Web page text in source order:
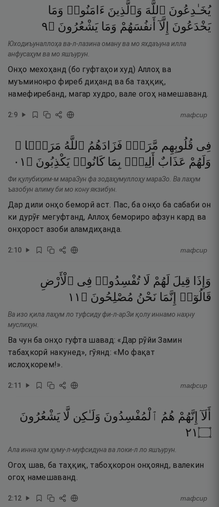
يُخَـٰدِعُونَ ٱللَّهَ وَٱلَّذِينَ ءَامَنُوا۟ وَمَا
يَخْدَعُونَ
إِلَّآ أَنفُسَهُمْ وَمَا يَشْعُرُونَ ۝٩
Юходиъуналлоҳа ва-л-лазина оману ва мо яхдаъуна илла
анфусаҳум ва мо яшъурун.
Онҳо мехоҳанд (бо гуфтаҳои худ) Аллоҳ ва
муъминонро фиреб диҳанд ва ба таҳқиқ,
намефиребанд, магар худро, вале огоҳ намешаванд.
2:9 тафсир
فِى قُلُوبِهِم مَّرَضٌۭ فَزَادَهُمُ ٱللَّهُ مَرَضًۭا ۖ
وَلَهُمْ عَذَابٌ أَلِيمٌۢ بِمَا كَانُوا۟ يَكْذِبُونَ ۝ ١٠
Фи қулубиҳим-м мараЗун фа зодаҳумуллоҳу мараЗо. Ва лаҳум
ъазобун алиму би мо кону якзибун.
Дар дили онҳо беморӣ аст. Пас, ба онҳо ба сабаби он
ки дурӯғ мегуфтанд, Аллоҳ бемориро афзун кард ва
онҳорост азоби аламдиҳанда.
2:10 тафсир
وَإِذَا قِيلَ لَهُمْ لَا تُفْسِدُوا۟ فِى ٱلْأَرْضِ
قَالُوٓا۟ إِنَّمَا نَحْنُ مُصْلِحُونَ ۝ ١١
Ва изо қила лаҳум ло туфсиду фи-л-арЗи қолу иннамо наҳну
муслиҳун.
Ва чун ба онҳо гуфта шавад: «Дар рӯйи Замин
табаҳкорӣ накунед», гӯянд: «Мо фақат
ислоҳкорем!».
2:11 тафсир
أَلَآ إِنَّهُمْ هُمُ ٱلْمُفْسِدُونَ وَلَـٰكِن لَّا يَشْعُرُونَ
۝١٢
Ала инна ҳум ҳуму-л-муфсидуна ва локи-л ло яшъурун.
Огоҳ шав, ба таҳқиқ, табоҳкорон онҳоянд, валекин
огоҳ намешаванд.
2:12 тафсир